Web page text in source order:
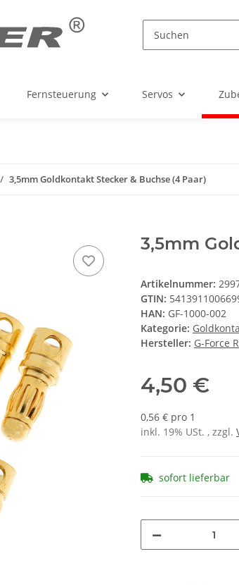
Fernsteuerung Servos
3,5mm Goldkontakt Stecker & Buchse (4 Paar)
3,5mm
Artikelnummer:
GTIN:
HAN: GF-1000-002
Kategorie:
Hersteller: G-Force
4,50 €
0,56 € pro 1
inkl. 19% USt. , zzgl.
sofort lieferbar